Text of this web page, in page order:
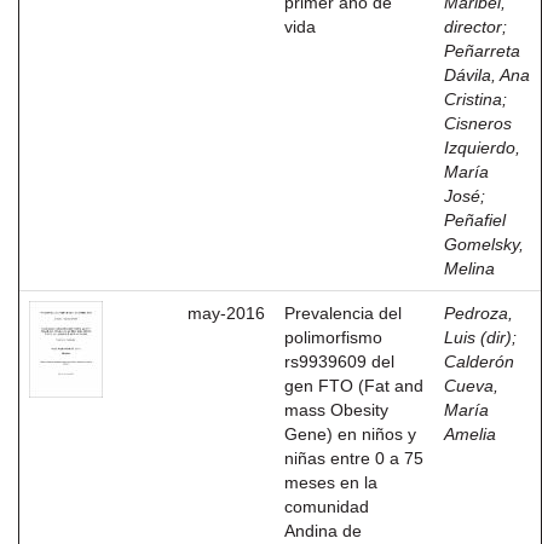
vida
director;
Peñarreta
Dávila, Ana
Cristina;
Cisneros
Izquierdo,
María
José;
Peñafiel
Gomelsky,
Melina
may-2016
Prevalencia del
polimorfismo
rs9939609 del
gen FTO (Fat and
mass Obesity
Gene) en niños y
niñas entre 0 a 75
meses en la
comunidad
Andina de
Pedroza,
Luis (dir);
Calderón
Cueva,
María
Amelia